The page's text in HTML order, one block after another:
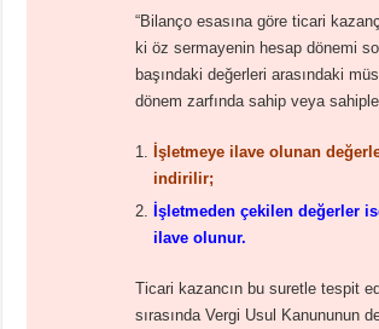
“Bilanço esasına göre ticari
ki öz sermayenin hesap dönemi
başındaki değerleri arasındaki
dönem zarfında sahip veya
İşletmeye ilave olunan
indirilir;
İşletmeden çekilen değerler
ilave olunur.
Ticari kazancın bu suretle tespit
sırasında Vergi Usul Kanununun